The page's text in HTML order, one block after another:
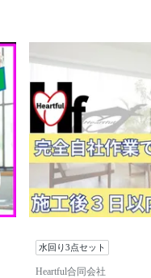
水回り3点セット
Heartful合同会社